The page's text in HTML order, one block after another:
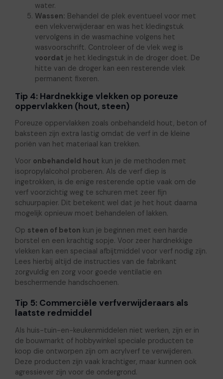
water.
Wassen: Behandel de plek eventueel voor met
een vlekverwijderaar en was het kledingstuk
vervolgens in de wasmachine volgens het
wasvoorschrift. Controleer of de vlek weg is
voordat je het kledingstuk in de droger doet. De
hitte van de droger kan een resterende vlek
permanent fixeren.
Tip 4: Hardnekkige vlekken op poreuze
oppervlakken (hout, steen)
Poreuze oppervlakken zoals onbehandeld hout, beton of
baksteen zijn extra lastig omdat de verf in de kleine
poriën van het materiaal kan trekken.
Voor onbehandeld hout kun je de methoden met
isopropylalcohol proberen. Als de verf diep is
ingetrokken, is de enige resterende optie vaak om de
verf voorzichtig weg te schuren met zeer fijn
schuurpapier. Dit betekent wel dat je het hout daarna
mogelijk opnieuw moet behandelen of lakken.
Op steen of beton kun je beginnen met een harde
borstel en een krachtig sopje. Voor zeer hardnekkige
vlekken kan een speciaal afbijtmiddel voor verf nodig zijn.
Lees hierbij altijd de instructies van de fabrikant
zorgvuldig en zorg voor goede ventilatie en
beschermende handschoenen.
Tip 5: Commerciële verfverwijderaars als
laatste redmiddel
Als huis-tuin-en-keukenmiddelen niet werken, zijn er in
de bouwmarkt of hobbywinkel speciale producten te
koop die ontworpen zijn om acrylverf te verwijderen.
Deze producten zijn vaak krachtiger, maar kunnen ook
agressiever zijn voor de ondergrond.